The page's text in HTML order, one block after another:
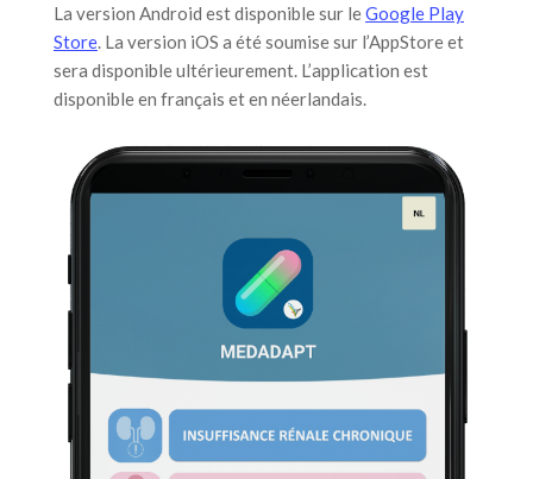
La version Android est disponible sur leGoogle Play
Store. La version iOS a été soumise sur l’AppStore et
sera disponible ultérieurement. L’application est
disponible en français et en néerlandais.